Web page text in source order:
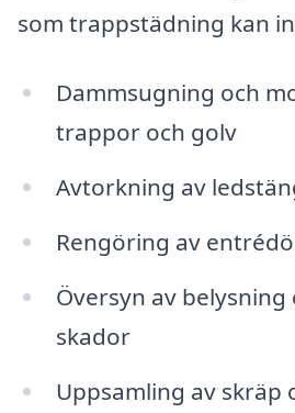
som trappstädning kan
Dammsugning och
trappor och golv
Avtorkning av
Rengöring av
Översyn av
skador
Uppsamling av skräp